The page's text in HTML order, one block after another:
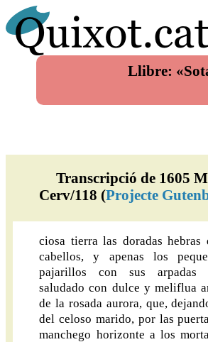
Llibre:
Transcripció de 1605
Cerv/118 (Projecte
ciosa tierra las doradas hebras
cabellos, y apenas los
pajarillos con sus arpadas
saludado con dulce y meliflua
de la rosada aurora, que,
del celoso marido, por las
manchego horizonte a los